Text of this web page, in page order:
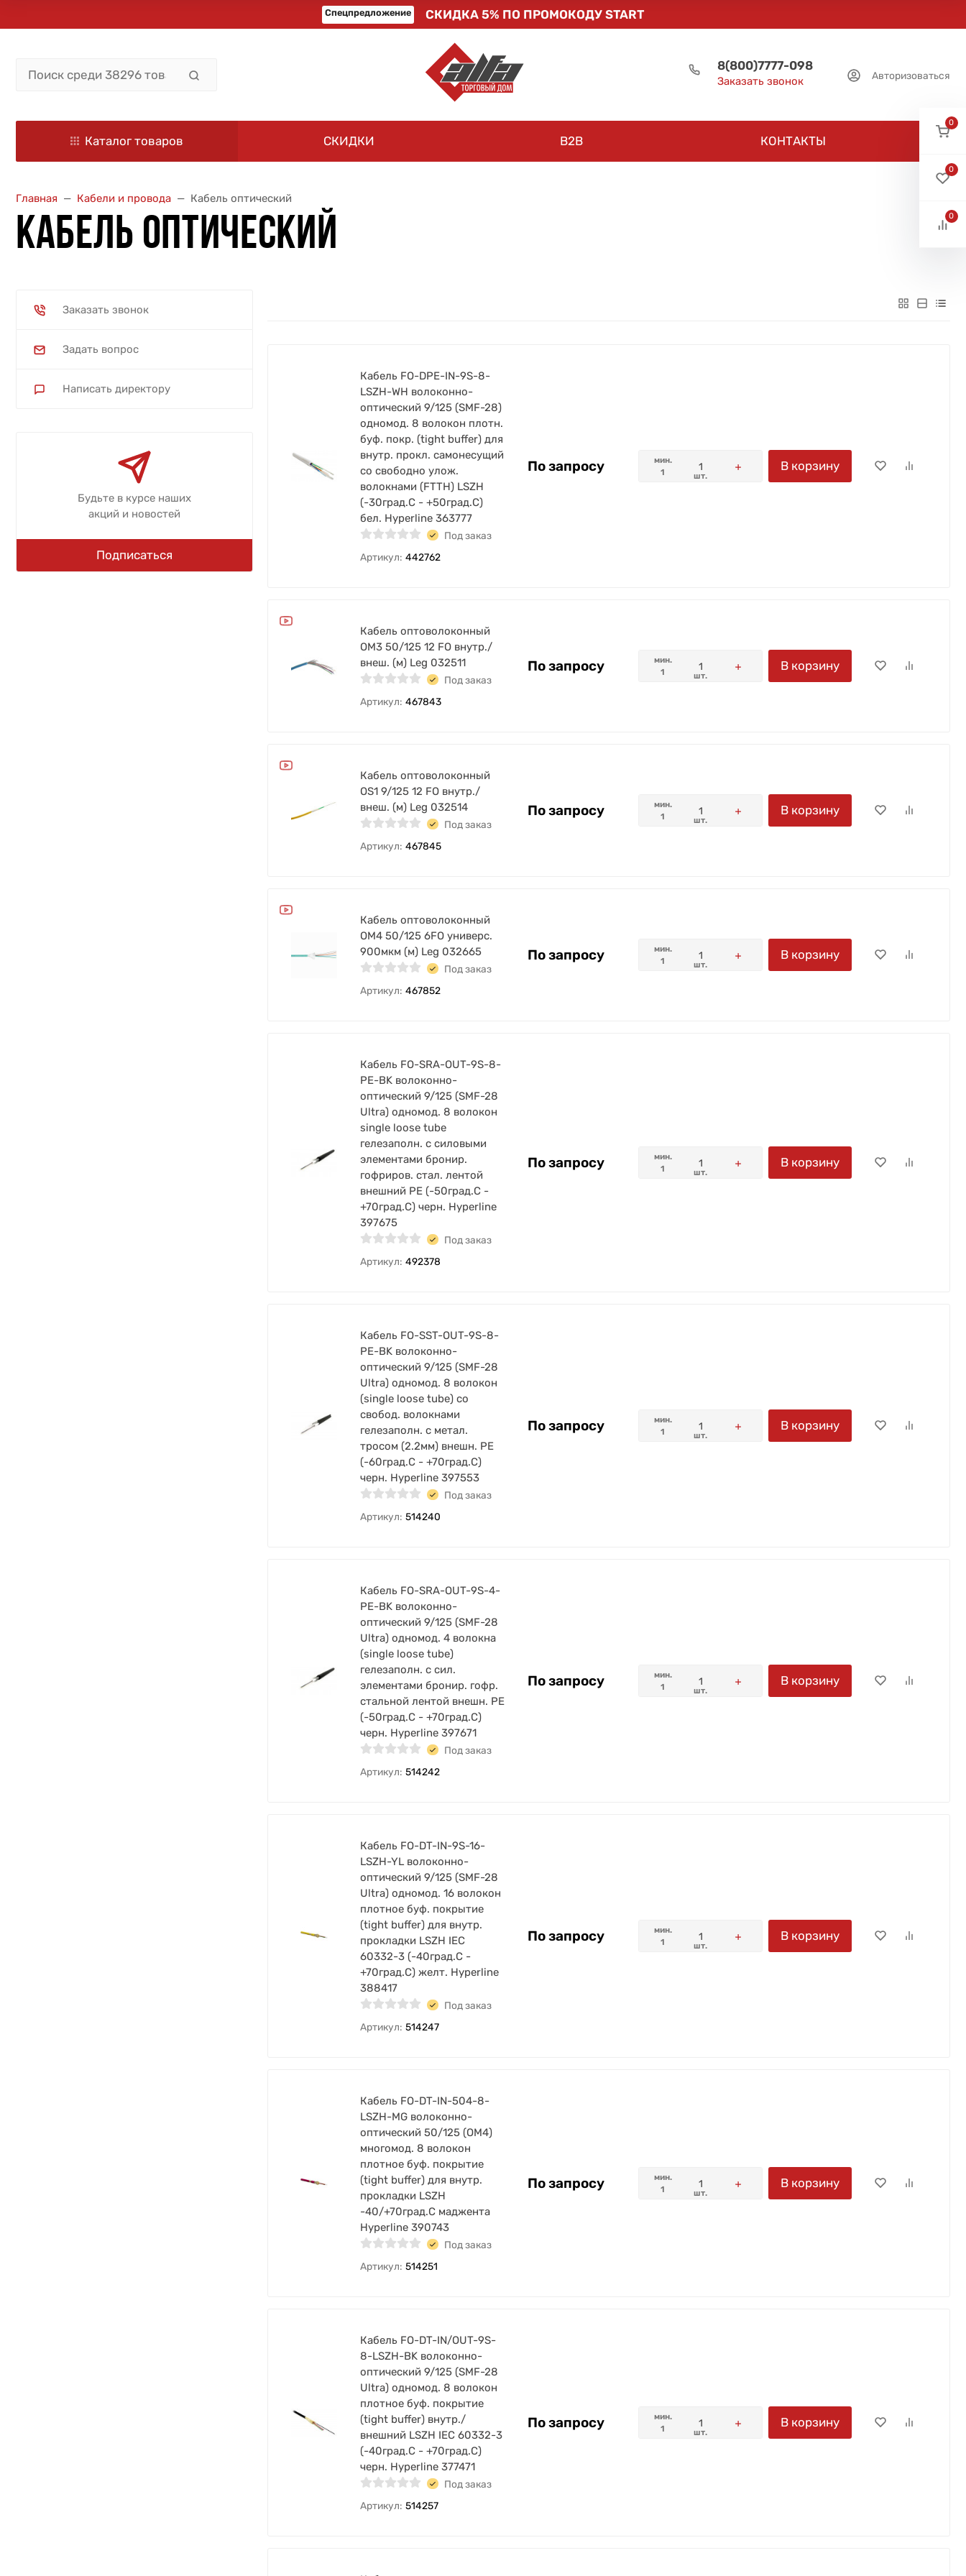
Спецпредложение СКИДКА 5% ПО ПРОМОКОДУ START
8(800)7777-098
Заказать звонок Авторизоваться
Каталог товаров СКИДКИ B2B КОНТАКТЫ
Главная Кабели и провода Кабель оптический
КАБЕЛЬ ОПТИЧЕСКИЙ
Заказать звонок
Задать вопрос
Написать директору
Будьте в курсе наших
акций и новостей
Подписаться
Кабель FO-DPE-IN-9S-8-
LSZH-WH волоконно-
оптический 9/125 (SMF-28)
одномод. 8 волокон плотн.
буф. покр. (tight buffer) для
внутр. прокл. самонесущий
со свободно улож.
волокнами (FTTH) LSZH
(-30град.C - +50град.C)
бел. Hyperline 363777
Под заказ
Артикул: 442762
По запросу
мин.
1
шт.
В корзину
Кабель оптоволоконный
OM3 50/125 12 FO внутр./
внеш. (м) Leg 032511
Под заказ
Артикул: 467843
По запросу
мин.
1
шт.
В корзину
Кабель оптоволоконный
OS1 9/125 12 FO внутр./
внеш. (м) Leg 032514
Под заказ
Артикул: 467845
По запросу
мин.
1
шт.
В корзину
Кабель оптоволоконный
OM4 50/125 6FO универс.
900мкм (м) Leg 032665
Под заказ
Артикул: 467852
По запросу
мин.
1
шт.
В корзину
Кабель FO-SRA-OUT-9S-8-
PE-BK волоконно-
оптический 9/125 (SMF-28
Ultra) одномод. 8 волокон
single loose tube
гелезаполн. с силовыми
элементами бронир.
гофриров. стал. лентой
внешний PE (-50град.C -
+70град.C) черн. Hyperline
397675
Под заказ
Артикул: 492378
По запросу
мин.
1
шт.
В корзину
Кабель FO-SST-OUT-9S-8-
PE-BK волоконно-
оптический 9/125 (SMF-28
Ultra) одномод. 8 волокон
(single loose tube) со
свобод. волокнами
гелезаполн. с метал.
тросом (2.2мм) внешн. PE
(-60град.C - +70град.C)
черн. Hyperline 397553
Под заказ
Артикул: 514240
По запросу
мин.
1
шт.
В корзину
Кабель FO-SRA-OUT-9S-4-
PE-BK волоконно-
оптический 9/125 (SMF-28
Ultra) одномод. 4 волокна
(single loose tube)
гелезаполн. с сил.
элементами бронир. гофр.
стальной лентой внешн. PE
(-50град.C - +70град.C)
черн. Hyperline 397671
Под заказ
Артикул: 514242
По запросу
мин.
1
шт.
В корзину
Кабель FO-DT-IN-9S-16-
LSZH-YL волоконно-
оптический 9/125 (SMF-28
Ultra) одномод. 16 волокон
плотное буф. покрытие
(tight buffer) для внутр.
прокладки LSZH IEC
60332-3 (-40град.C -
+70град.C) желт. Hyperline
388417
Под заказ
Артикул: 514247
По запросу
мин.
1
шт.
В корзину
Кабель FO-DT-IN-504-8-
LSZH-MG волоконно-
оптический 50/125 (OM4)
многомод. 8 волокон
плотное буф. покрытие
(tight buffer) для внутр.
прокладки LSZH
-40/+70град.C маджента
Hyperline 390743
Под заказ
Артикул: 514251
По запросу
мин.
1
шт.
В корзину
Кабель FO-DT-IN/OUT-9S-
8-LSZH-BK волоконно-
оптический 9/125 (SMF-28
Ultra) одномод. 8 волокон
плотное буф. покрытие
(tight buffer) внутр./
внешний LSZH IEC 60332-3
(-40град.C - +70град.C)
черн. Hyperline 377471
Под заказ
Артикул: 514257
По запросу
мин.
1
шт.
В корзину
0
0
0